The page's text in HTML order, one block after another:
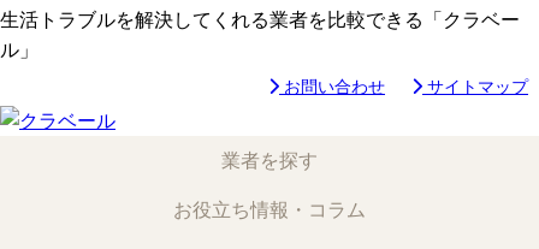
生活トラブルを解決してくれる業者を比較できる「クラベー
ル」
お問い合わせ サイトマップ
業者を探す
お役立ち情報・コラム